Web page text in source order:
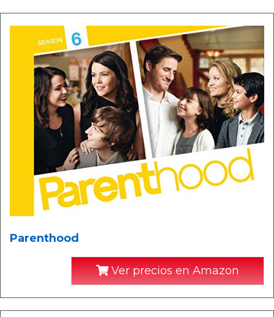
Parenthood
Ver precios en Amazon